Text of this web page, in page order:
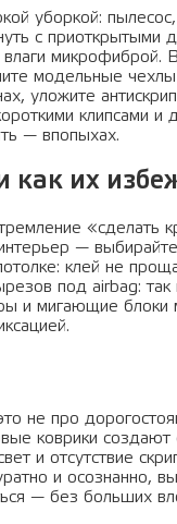
уборкой:
с приоткрытыми
влаги
модельные
уложите
клипсами
— впопыхах.
как их
«сделать
—
клей не
под airbag:
и мигающие блоки
не про
коврики
и отсутствие
и осознанно,
— без больших